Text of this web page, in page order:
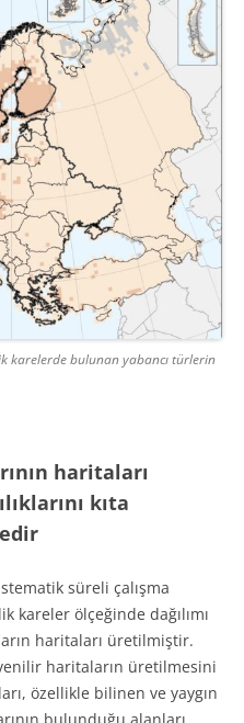
karelerde bulunan yabancı türlerin
haritaları
kıta
süreli çalışma
kareler ölçeğinde dağılımı
haritaları üretilmiştir.
haritaların üretilmesini
özellikle bilinen ve yaygın